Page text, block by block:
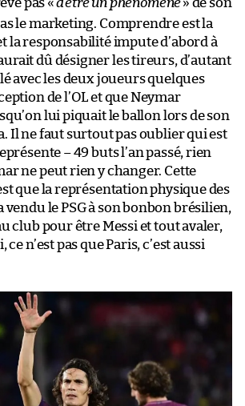
le marketing. Comprendre est la
la responsabilité impute d’abord à
dû désigner les tireurs, d’autant
avec les deux joueurs quelques
de l’OL et que Neymar
lui piquait le ballon lors de son
Il ne faut surtout pas oublier qui est
– 49 buts l’an passé, rien
ne peut rien y changer. Cette
que la représentation physique des
vendu le PSG à son bonbon brésilien,
club pour être Messi et tout avaler,
n’est pas que Paris, c’est aussi